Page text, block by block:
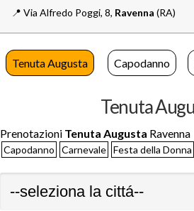
📍️ Via Alfredo Poggi, 8, Ravenna (RA)
Tenuta Augusta Capodanno
Tenuta
Prenotazioni Tenuta Augusta Ravenna
Capodanno Carnevale Festa della Donna